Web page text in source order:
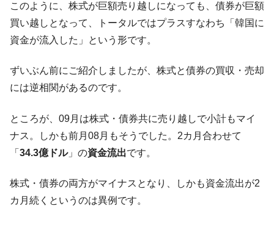
Fact1
夏の甲子園、優勝校を最も多く輩出している都道
府県とは？
Fact1 今話題の「楽天ライオンズ」とは？
Fact1 奇跡の毛色「白毛馬」とは？
Fact1
全て勝つといくら？ 競馬GI競走で勝利騎手がもら
Fact1 平成仮面ライダーの意外すぎるモチーフとは？
Fact1
発表から2日で大崩壊、鳴かず飛ばずに終わりそう
なスーパーリーグとは？
だった選手とは？
Fact1
甲子園通算本塁打、最多の清原に次いで多く打っ
このように、株式が巨額売り越しになっても、債券が巨額
買い越しとなって、トータルではプラスすなわち「韓国に
資金が流入した」という形です。
ずいぶん前にご紹介しましたが、株式と債券の買収・売却
には逆相関があるのです。
ところが、09月は株式・債券共に売り越しで小計もマイ
ナス。しかも前月08月もそうでした。2カ月合わせて
「 34.3億ドル」の資金流出です。
株式・債券の両方がマイナスとなり、しかも資金流出が2
カ月続くというのは異例です。